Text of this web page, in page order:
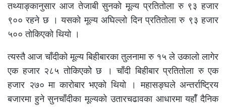
तथ्याङ्कानुसार आज तेजाबी सुनको मूल्य प्रतितोला रु ९३ हजार
९०० रहने छ । यसको मूल्य अघिल्लो दिन प्रतितोला रु ९३ हजार
५०० तोकिएको थियो ।
त्यस्तै आज चाँदीको मूल्य बिहीबारका तुलनामा रु १५ ले उकालो लागेर
एक हजार २८५ तोकिएकोे छ । चाँदी बिहीबार प्रतितोला रु एक
हजार २७० मा कारोबार भएको थियो । महासङ्घले अन्तर्राष्ट्रिय
बजारमा हुने सुनचाँदीका मूल्यको उतारचढावका आधारमा यहाँँ दैनिक